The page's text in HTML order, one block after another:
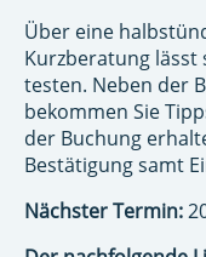
Über eine
Kurzberatung lässt
testen. Neben der
bekommen Sie
der Buchung
Bestätigung samt
Nächster Termin: